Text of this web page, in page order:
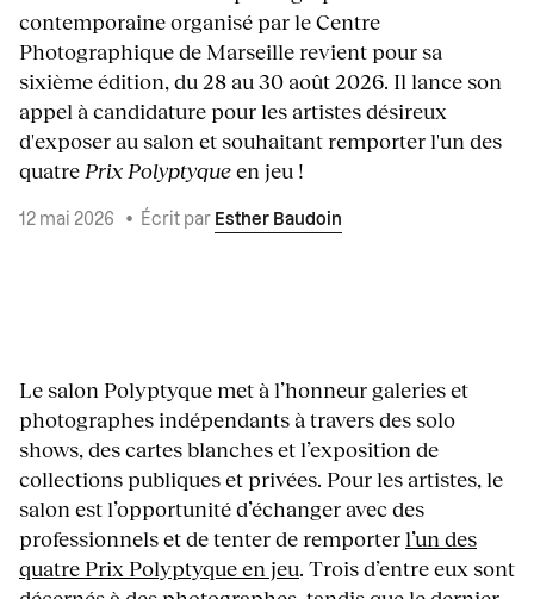
contemporaine organisé par le Centre
Photographique de Marseille revient pour sa
sixième édition, du 28 au 30 août 2026. Il lance son
appel à candidature pour les artistes désireux
d'exposer au salon et souhaitant remporter l'un des
quatre Prix Polyptyqueen jeu !
12 mai 2026 • Écrit par Esther Baudoin
Le salon Polyptyque met à l’honneur galeries et
photographes indépendants à travers des solo
shows, des cartes blanches et l’exposition de
collections publiques et privées. Pour les artistes, le
salon est l’opportunité d’échanger avec des
professionnels et de tenter de remporterl’un des
quatre Prix Polyptyque en jeu. Trois d’entre eux sont